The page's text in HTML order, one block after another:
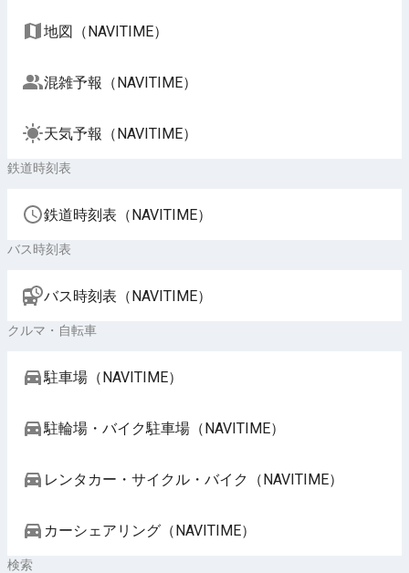
地図（NAVITIME）
混雑予報（NAVITIME）
天気予報（NAVITIME）
鉄道時刻表
鉄道時刻表（NAVITIME）
バス時刻表
バス時刻表（NAVITIME）
クルマ・自転車
駐車場（NAVITIME）
駐輪場・バイク駐車場（NAVITIME）
レンタカー・サイクル・バイク（NAVITIME）
カーシェアリング（NAVITIME）
検索